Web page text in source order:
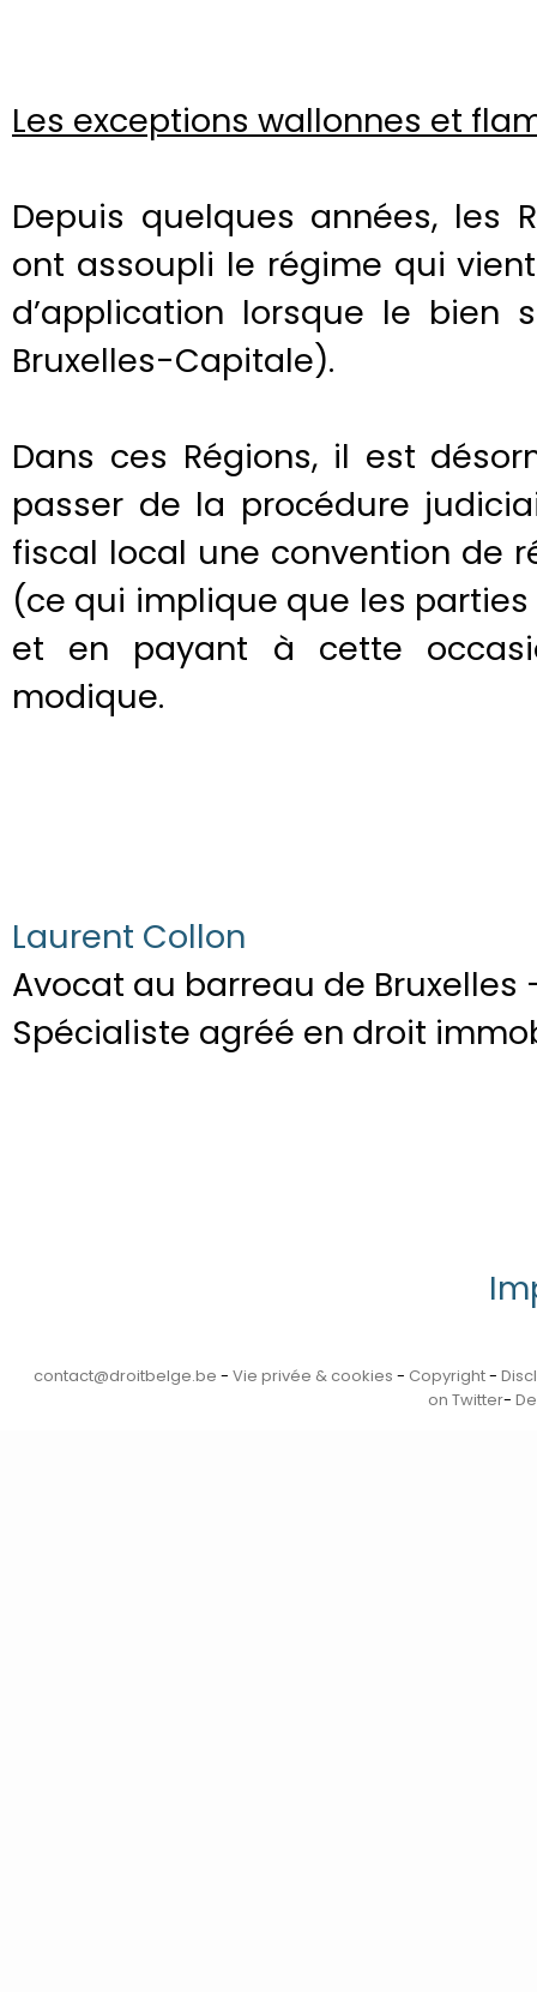
Les exceptions wallonnes et
Depuis quelques années, les
ont assoupli le régime qui
d’application lorsque le bien
Bruxelles-Capitale).
Dans ces Régions, il est
passer de la procédure
fiscal local une convention de
(ce qui implique que les
et en payant à cette
modique.
Laurent Collon
Avocat au barreau de
Spécialiste agréé en droit
contact@droitbelge.be - Vie privée & cookies - Copyright-
on Twitter-